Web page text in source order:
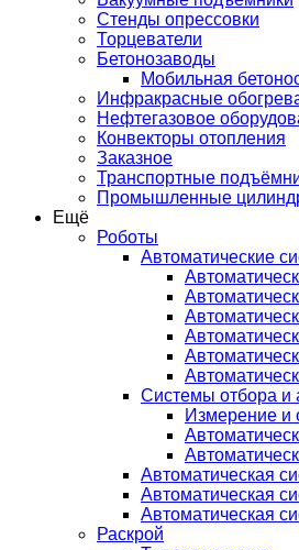
Стенды опрессовки
Торцеватели
Бетонозаводы
Мобильная
Инфракрасные
Нефтегазовое
Конвекторы отопления
Заказное
Транспортные
Промышленные
Ещё
Роботы
Автоматические
Системы отбора и
Измерение и
Автоматическая
Автоматическая
Автоматическая
Раскрой